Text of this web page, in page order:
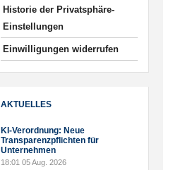
Historie der Privatsphäre-
Einstellungen
Einwilligungen widerrufen
AKTUELLES
KI-Verordnung: Neue
Transparenzpflichten für
Unternehmen
18:01 05 Aug. 2026